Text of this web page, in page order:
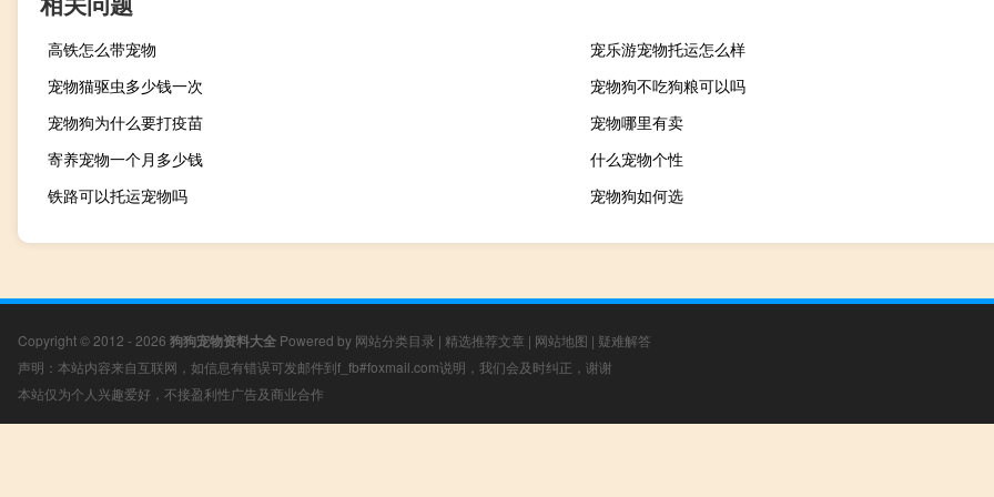
高铁怎么带宠物
宠乐游宠物托运怎么样
宠物猫驱虫多少钱一次
宠物狗不吃狗粮可以吗
宠物狗为什么要打疫苗
宠物哪里有卖
寄养宠物一个月多少钱
什么宠物个性
铁路可以托运宠物吗
宠物狗如何选
Copyright © 2012 - 2026 狗狗宠物资料大全 Powered by 网站分类目录 | 精选推荐文章 | 网站地图 | 疑难解答
声明：本站内容来自互联网，如信息有错误可发邮件到f_fb#foxmail.com说明，我们会及时纠正，谢谢
本站仅为个人兴趣爱好，不接盈利性广告及商业合作